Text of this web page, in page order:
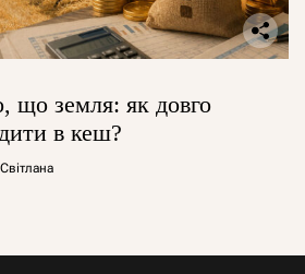
що земля: як довго
в кеш?